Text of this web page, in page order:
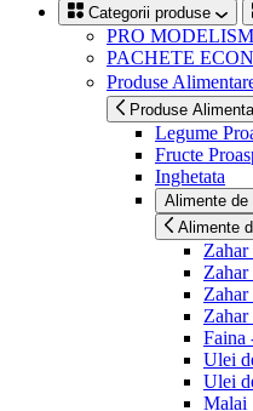
Categorii produse
PRO MODELISM
PACHETE
Produse
Produse
Legume
Fructe
Inghetata
Alimente de
Alimente
Zahar
Zahar
Faina
Ulei
Ulei
Malai